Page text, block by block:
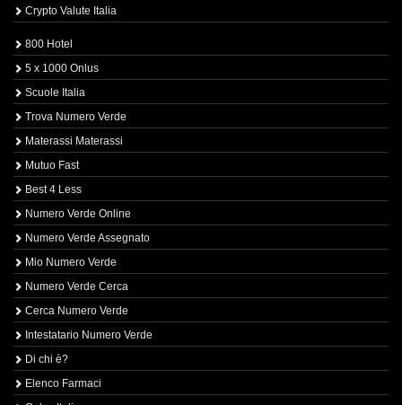
Crypto Valute Italia
800 Hotel
5 x 1000 Onlus
Scuole Italia
Trova Numero Verde
Materassi Materassi
Mutuo Fast
Best 4 Less
Numero Verde Online
Numero Verde Assegnato
Mio Numero Verde
Numero Verde Cerca
Cerca Numero Verde
Intestatario Numero Verde
Di chi è?
Elenco Farmaci